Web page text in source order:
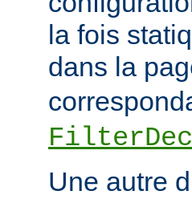
la fois
dans la
Une autre